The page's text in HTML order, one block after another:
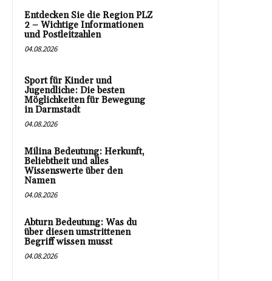
Entdecken Sie die Region PLZ
2 – Wichtige Informationen
und Postleitzahlen
04.08.2026
Sport für Kinder und
Jugendliche: Die besten
Möglichkeiten für Bewegung
in Darmstadt
04.08.2026
Milina Bedeutung: Herkunft,
Beliebtheit und alles
Wissenswerte über den
Namen
04.08.2026
Abturn Bedeutung: Was du
über diesen umstrittenen
Begriff wissen musst
04.08.2026